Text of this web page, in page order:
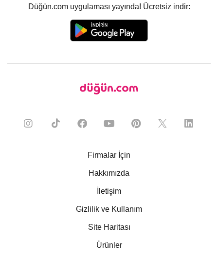
Düğün.com uygulaması yayında! Ücretsiz indir:
Firmalar İçin
Hakkımızda
İletişim
Gizlilik ve Kullanım
Site Haritası
Ürünler